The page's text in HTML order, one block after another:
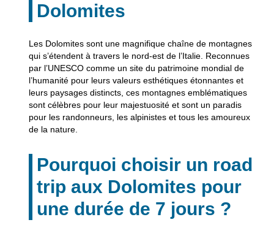
Dolomites
Les Dolomites sont une magnifique chaîne de montagnes
qui s’étendent à travers le nord-est de l’Italie. Reconnues
par l’UNESCO comme un site du patrimoine mondial de
l’humanité pour leurs valeurs esthétiques étonnantes et
leurs paysages distincts, ces montagnes emblématiques
sont célèbres pour leur majestuosité et sont un paradis
pour les randonneurs, les alpinistes et tous les amoureux
de la nature.
Pourquoi choisir un road
trip aux Dolomites pour
une durée de 7 jours ?